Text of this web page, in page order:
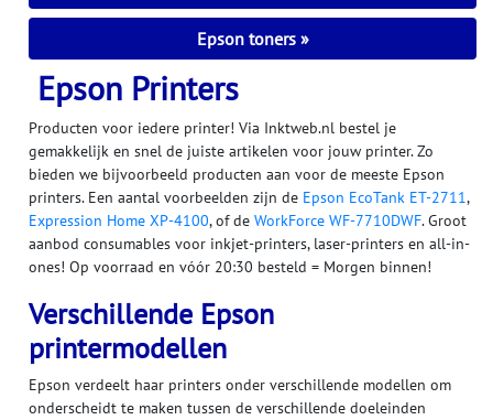
Epson toners
Epson Printers
Producten voor iedere printer! Via Inktweb.nl bestel je
gemakkelijk en snel de juiste artikelen voor jouw printer. Zo
bieden we bijvoorbeeld producten aan voor de meeste Epson
printers. Een aantal voorbeelden zijn de Epson EcoTank ET-2711,
Expression Home XP-4100, of de WorkForce WF-7710DWF. Groot
aanbod consumables voor inkjet-printers, laser-printers en all-in-
ones! Op voorraad en vóór 20:30 besteld = Morgen binnen!
Verschillende Epson
printermodellen
Epson verdeelt haar printers onder verschillende modellen om
onderscheidt te maken tussen de verschillende doeleinden